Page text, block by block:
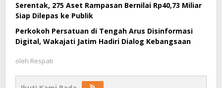
Serentak, 275 Aset Rampasan Bernilai Rp40,73 Miliar
Siap Dilepas ke Publik
Perkokoh Persatuan di Tengah Arus Disinformasi
Digital, Wakajati Jatim Hadiri Dialog Kebangsaan
oleh Respati